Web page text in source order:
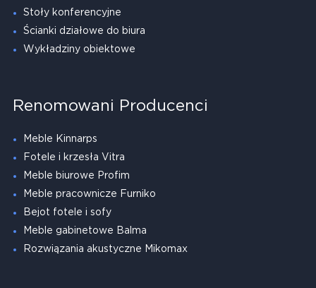
Stoły konferencyjne
Ścianki działowe do biura
Wykładziny obiektowe
Renomowani Producenci
Meble Kinnarps
Fotele i krzesła Vitra
Meble biurowe Profim
Meble pracownicze Furniko
Bejot fotele i sofy
Meble gabinetowe Balma
Rozwiązania akustyczne Mikomax